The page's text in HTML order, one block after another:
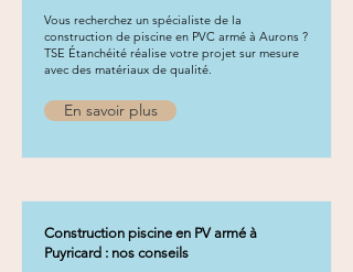
Vous recherchez un spécialiste de la
construction de piscine en PVC armé à Aurons ?
TSE Étanchéité réalise votre projet sur mesure
avec des matériaux de qualité.
En savoir plus
Construction piscine en PV armé à
Puyricard : nos conseils